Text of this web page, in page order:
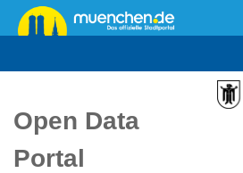
Überspringen
zum
Open Data
Portal